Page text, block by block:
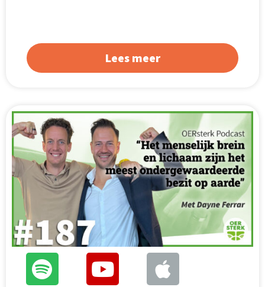
Lees meer